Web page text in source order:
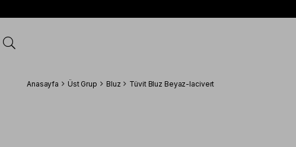
Anasayfa Üst Grup Bluz Tüvit Bluz Beyaz-lacivert